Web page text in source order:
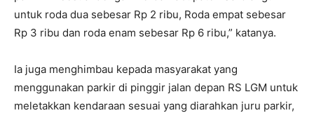
untuk roda dua sebesar Rp 2 ribu, Roda empat sebesar
Rp 3 ribu dan roda enam sebesar Rp 6 ribu,” katanya.
Ia juga menghimbau kepada masyarakat yang
menggunakan parkir di pinggir jalan depan RS LGM untuk
meletakkan kendaraan sesuai yang diarahkan juru parkir,